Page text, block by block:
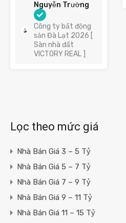
Nguyễn Trường
Công ty bất động
sản Đà Lạt 2026 [
Sàn nhà đất
VICTORY REAL ]
Lọc theo mức giá
Nhà Bán Giá 3 – 5 Tỷ
Nhà Bán Giá 5 – 7 Tỷ
Nhà Bán Giá 7 – 9 Tỷ
Nhà Bán Giá 9 – 11 Tỷ
Nhà Bán Giá 11 – 15 Tỷ